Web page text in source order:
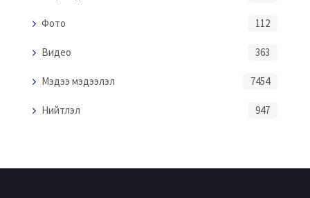
Фото 112
Видео 363
Мэдээ мэдээлэл 7454
Нийтлэл 947